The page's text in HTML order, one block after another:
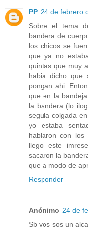
PP 24 de febrero
Sobre el tema
bandera de
los chicos se
que ya no
quintas que muy
habia dicho
pongan ahi.
que en la
la bandera (lo
seguia colgada
yo estaba
hablaron con los
llego este
sacaron la
que a modo de
Responder
Anónimo 24 de
Sb vos sos un